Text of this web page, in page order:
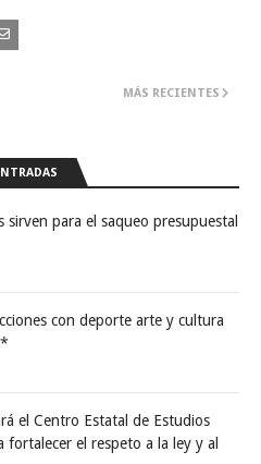
MÁS RECIENTES
sirven para el saqueo presupuestal
con deporte arte y cultura
el Centro Estatal de Estudios
fortalecer el respeto a la ley y al